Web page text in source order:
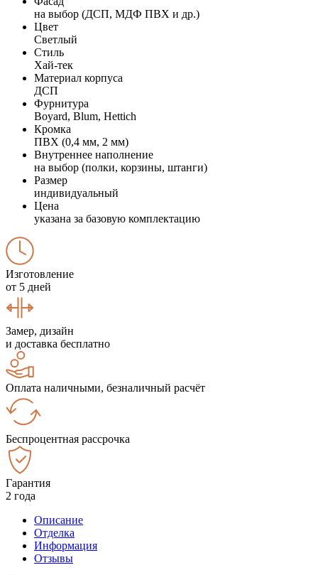
на выбор (ДСП, МДФ ПВХ и др.)
Цвет
Светлый
Стиль
Хай-тек
Материал корпуса
ДСП
Фурнитура
Boyard, Blum, Hettich
Кромка
ПВХ (0,4 мм, 2 мм)
Внутреннее наполнение
на выбор (полки, корзины, штанги)
Размер
индивидуальный
Цена
указана за базовую комплектацию
Изготовление
от 5 дней
Замер, дизайн
и доставка бесплатно
Оплата наличными, безналичный расчёт
Беспроцентная рассрочка
Гарантия
2 года
Описание
Отделка
Информация
Отзывы